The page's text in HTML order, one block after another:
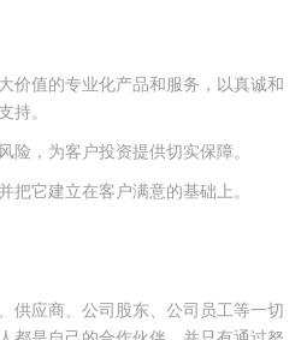
价值的专业化产品和服务，以真诚和
持。
险，为客户投资提供切实保障。
把它建立在客户满意的基础上。
供应商、公司股东、公司员工等一切